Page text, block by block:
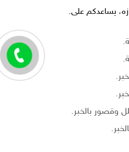
يساعدكم على.
وقصور بالخبر.